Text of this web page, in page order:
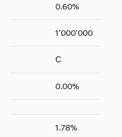
0.60%
1'000'000
C
0.00%
1.78%